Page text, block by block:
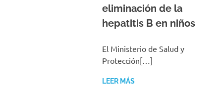
eliminación de la
hepatitis B en niños
El Ministerio de Salud y
Protección[…]
LEER MÁS